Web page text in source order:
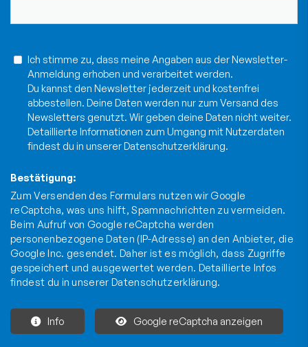
Ich stimme zu, dass meine Angaben aus der Newsletter-
Anmeldung erhoben und verarbeitet werden.
Du kannst den Newsletter jederzeit und kostenfrei
abbestellen. Deine Daten werden nur zum Versand des
Newsletters genutzt. Wir geben deine Daten nicht weiter.
Detaillierte Informationen zum Umgang mit Nutzerdaten
findest du in unsererDatenschutzerklärung.
Bestätigung:
Zum Versenden des Formulars nutzen wir Google
reCaptcha, was uns hilft, Spamnachrichten zu vermeiden.
Beim Aufruf von Google reCaptcha werden
personenbezogene Daten (IP-Adresse) an den Anbieter, die
Google Inc. gesendet. Daher ist es möglich, dass Zugriffe
gespeichert und ausgewertet werden. Detaillierte Infos
findest du in unsererDatenschutzerklärung.
Info Google reCaptcha anzeigen